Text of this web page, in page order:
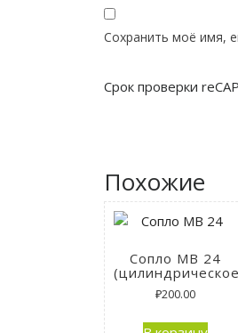
Сохранить моё имя,
Срок проверки
Похожие
Сопло MB 24
₽200.00